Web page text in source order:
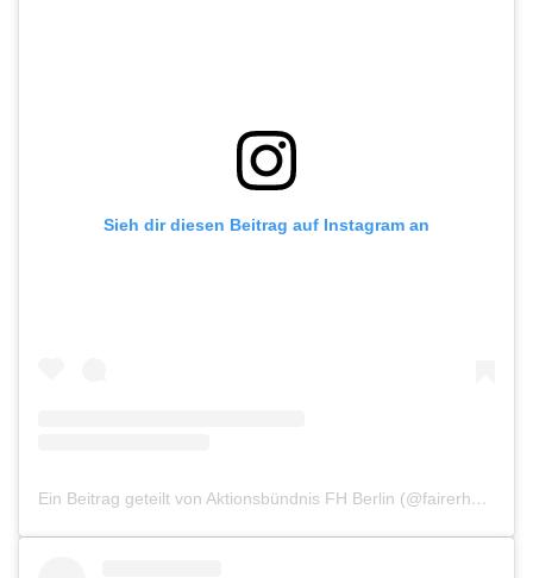
Sieh dir diesen Beitrag auf Instagram an
Ein Beitrag geteilt von Aktionsbündnis FH Berlin (@fairerhandelberlin)